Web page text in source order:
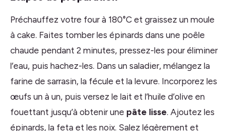
Préchauffez votre four à 180°C et graissez un moule
à cake. Faites tomber les épinards dans une poêle
chaude pendant 2 minutes, pressez-les pour éliminer
l’eau, puis hachez-les. Dans un saladier, mélangez la
farine de sarrasin, la fécule et la levure. Incorporez les
œufs un à un, puis versez le lait et l’huile d’olive en
fouettant jusqu’à obtenir une pâte lisse. Ajoutez les
épinards, la feta et les noix. Salez légèrement et